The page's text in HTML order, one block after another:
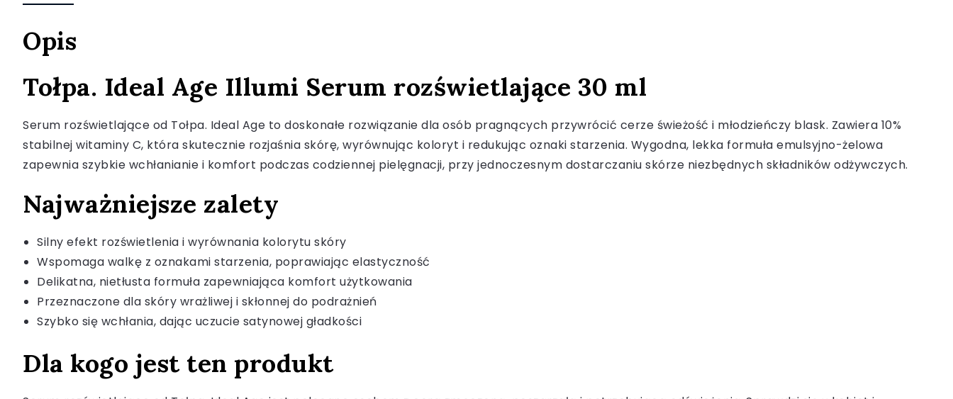
Opis
Tołpa. Ideal Age Illumi Serum rozświetlające 30 ml
Serum rozświetlające od Tołpa. Ideal Age to doskonałe rozwiązanie dla osób pragnących przywrócić cerze świeżość i młodzieńczy blask. Zawiera 10%
stabilnej witaminy C, która skutecznie rozjaśnia skórę, wyrównując koloryt i redukując oznaki starzenia. Wygodna, lekka formuła emulsyjno-żelowa
zapewnia szybkie wchłanianie i komfort podczas codziennej pielęgnacji, przy jednoczesnym dostarczaniu skórze niezbędnych składników odżywczych.
Najważniejsze zalety
Silny efekt rozświetlenia i wyrównania kolorytu skóry
Wspomaga walkę z oznakami starzenia, poprawiając elastyczność
Delikatna, nietłusta formuła zapewniająca komfort użytkowania
Przeznaczone dla skóry wrażliwej i skłonnej do podrażnień
Szybko się wchłania, dając uczucie satynowej gładkości
Dla kogo jest ten produkt